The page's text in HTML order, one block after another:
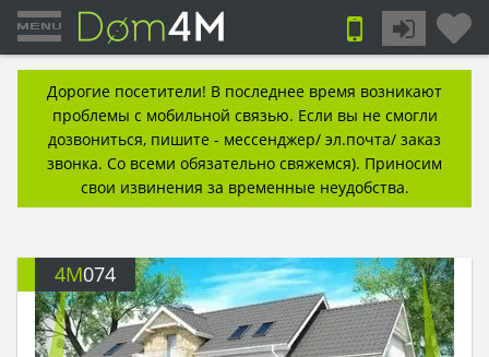
Дорогие посетители! В последнее время возникают
проблемы с мобильной связью. Если вы не смогли
дозвониться, пишите - мессенджер/ эл.почта/ заказ
звонка. Со всеми обязательно свяжемся). Приносим
свои извинения за временные неудобства.
4M074